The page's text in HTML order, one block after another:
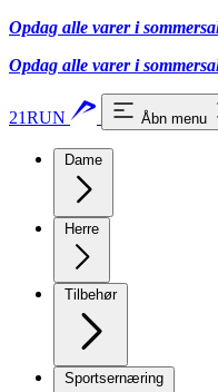
Opdag alle varer i
Opdag alle varer i
21RUN Åbn menu
Dame
Herre
Tilbehør
Sportsernæring